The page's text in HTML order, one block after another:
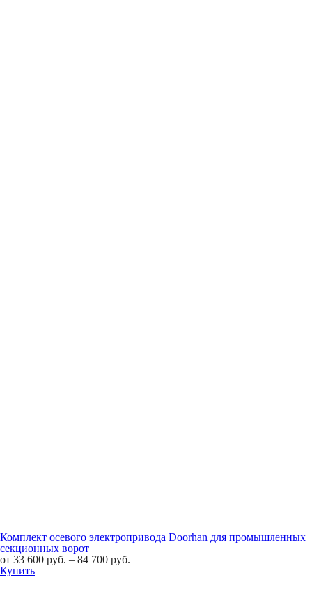
Комплект осевого электропривода Doorhan для промышленных
секционных ворот
от 33 600 руб. – 84 700 руб.
Купить